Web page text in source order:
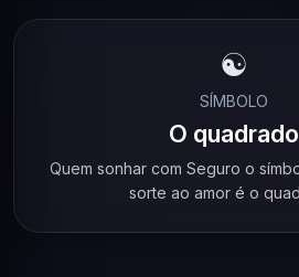
☯️
SÍMBOLO
O quadrado
Quem sonhar com Seguro o
sorte ao amor é o